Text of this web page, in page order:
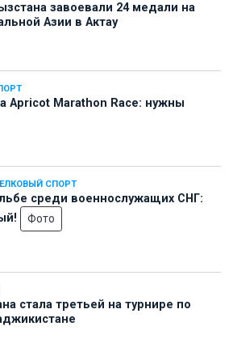
завоевали 24 медали на
Азии в Актау
Apricot Marathon Race: нужны
СПОРТ
среди военнослужащих СНГ:
Фото
стала третьей на турнире по